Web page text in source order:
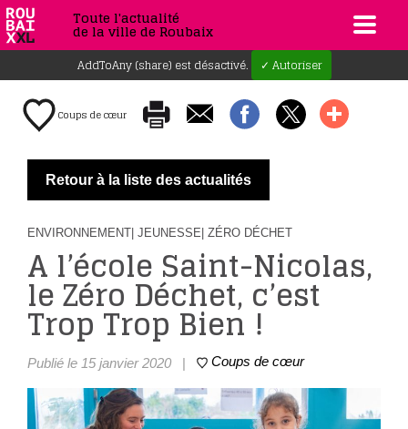
Toute l'actualité
de la ville de Roubaix
AddToAny (share) est désactivé. ✓ Autoriser
Coups de cœur
Retour à la liste des actualités
ENVIRONNEMENT | JEUNESSE | ZÉRO DÉCHET
A l’école Saint-Nicolas,
le Zéro Déchet, c’est
Trop Trop Bien !
Publié le 15 janvier 2020 | Coups de cœur